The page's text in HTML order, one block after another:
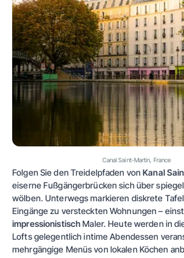
Canal Saint-Martin, France
Folgen Sie den Treidelpfaden vonKanal
eiserne Fußgängerbrücken sich über
wölben. Unterwegs markieren diskrete
Eingänge zu versteckten Wohnungen –
impressionistischMaler. Heute werden in
Lofts gelegentlich intime Abendessen
mehrgängige Menüs von lokalen Köchen